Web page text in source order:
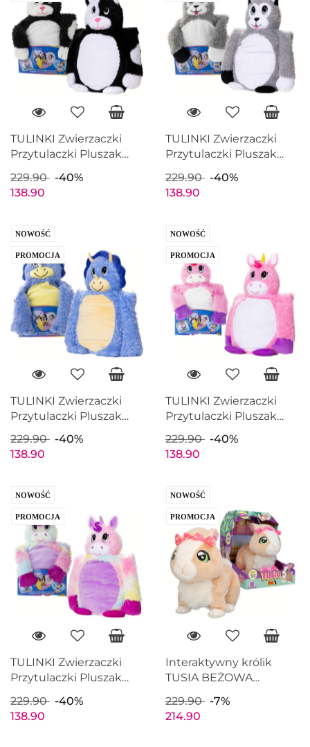
TULINKI Zwierzaczki
Przytulaczki Pluszak
Maskotka 60cm EPEE
EP60172
229.90
-40%
138.90
TULINKI Zwierzaczki
Przytulaczki Pluszak
EPEE EP60171
229.90
-40%
138.90
NOWOŚĆ
PROMOCJA
TULINKI Zwierzaczki
Przytulaczki Pluszak
Maskotka 60cm EPEE
EP60170
229.90
-40%
138.90
NOWOŚĆ
PROMOCJA
TULINKI Zwierzaczki
Przytulaczki Pluszak
JEDNOROŻEC
Maskotka 60cm EPEE
229.90
-40%
138.90
NOWOŚĆ
PROMOCJA
TULINKI Zwierzaczki
Przytulaczki Pluszak
JEDNOROŻEC
Maskotka 60cm EPEE
229.90
-40%
138.90
NOWOŚĆ
PROMOCJA
Interaktywny królik
TUSIA BEŻOWA
włosów EPEE EP60174
229.90
-7%
214.90